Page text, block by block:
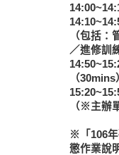
（包括
／進修訓
（30mins
（※主辦
※「106年
懲作業說